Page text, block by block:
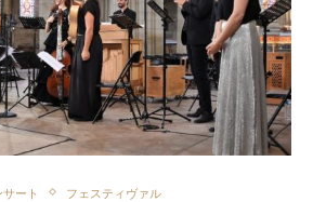
サート フェスティヴァル